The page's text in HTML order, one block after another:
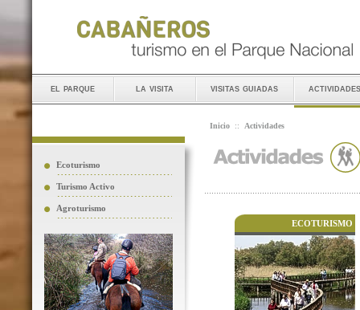
el parque la visita visitas guiadas actividades
Ecoturismo
Turismo Activo
Agroturismo
Inicio :: Actividades
ECOTURISMO